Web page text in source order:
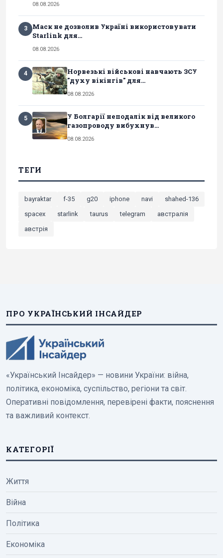
08.08.2026
3
Маск не дозволив Україні використовувати
Starlink для...
08.08.2026
4
Норвезькі військові навчають ЗСУ
"духу вікінгів" для...
08.08.2026
5
У Болгарії неподалік від великого
газопроводу вибухнув...
08.08.2026
ТЕГИ
bayraktar f-35 g20 iphone navi
shahed-136
spacex
starlink taurus telegram
австралія
австрія
ПРО УКРАЇНСЬКИЙ ІНСАЙДЕР
«Український Інсайдер» — новини України: війна,
політика, економіка, суспільство, регіони та світ.
Оперативні повідомлення, перевірені факти, пояснення
та важливий контекст.
КАТЕГОРІЇ
Життя
Війна
Політика
Економіка